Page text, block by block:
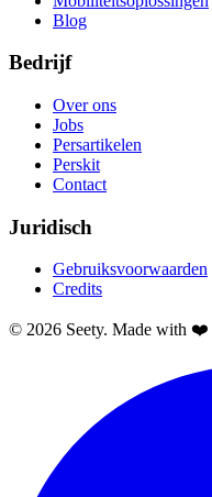
Blog
Bedrijf
Over ons
Jobs
Persartikelen
Perskit
Contact
Juridisch
Gebruiksvoorwaarden
Credits
© 2026 Seety. Made with ❤️